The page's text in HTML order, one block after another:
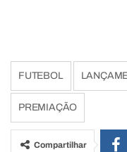
FUTEBOL
PREMIAÇÃO
Compartilhar